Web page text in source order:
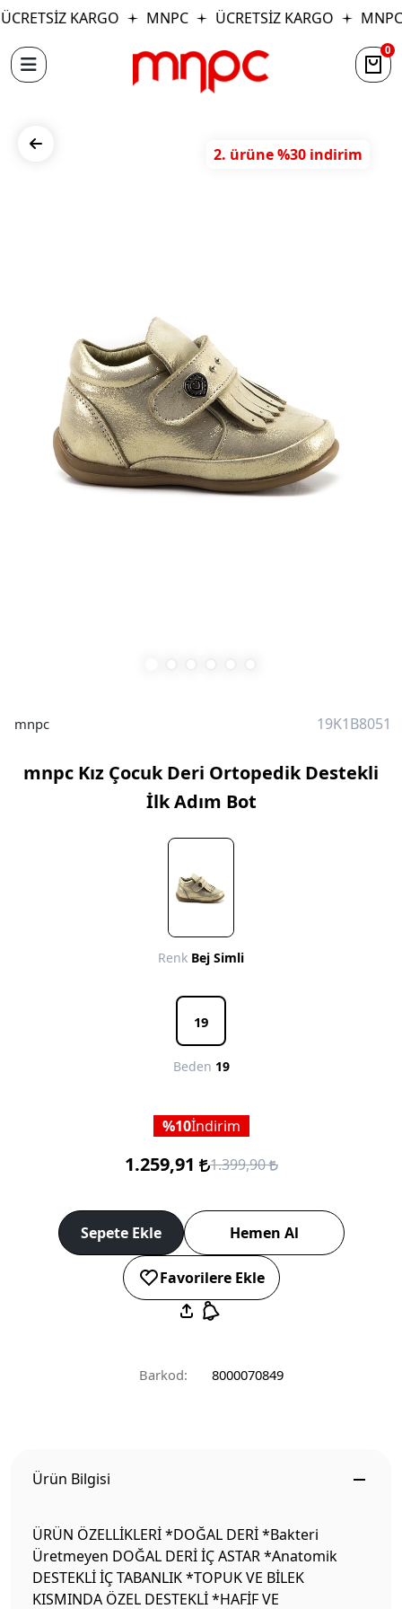
KARGO MNPC ÜCRETSİZ KARGO MNPC
0
2. ürüne %30 indirim
mnpc 19K1B8051
mnpc Kız Çocuk Deri Ortopedik Destekli
İlk Adım Bot
Renk Bej Simli
19
Beden 19
10İndirim
1.259,91 1.399,90
Sepete Ekle Hemen Al
Favorilere Ekle
Barkod: 8000070849
Ürün Bilgisi
ÜRÜN ÖZELLİKLERİ *DOĞAL DERİ *Bakteri
Üretmeyen DOĞAL DERİ İÇ ASTAR *Anatomik
DESTEKLİ İÇ TABANLIK *TOPUK VE BİLEK
KISMINDA ÖZEL DESTEKLİ *HAFİF VE